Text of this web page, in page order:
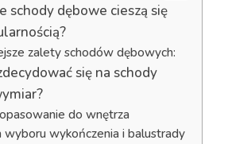
schody dębowe cieszą się
zalety schodów dębowych:
się na schody
do wnętrza
wykończenia i balustrady